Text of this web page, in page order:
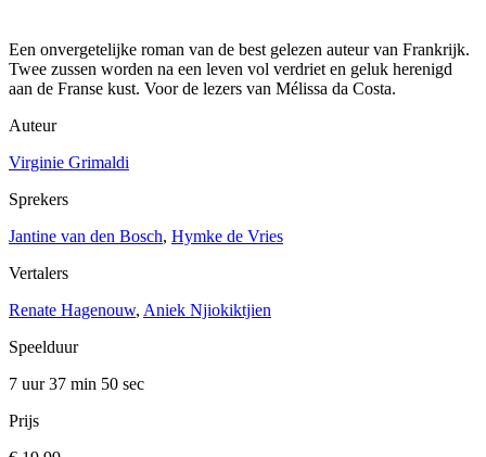
Een onvergetelijke roman van de best gelezen auteur van Frankrijk.
Twee zussen worden na een leven vol verdriet en geluk herenigd
aan de Franse kust. Voor de lezers van Mélissa da Costa.
Auteur
Virginie Grimaldi
Sprekers
Jantine van den Bosch, Hymke de Vries
Vertalers
Renate Hagenouw, Aniek Njiokiktjien
Speelduur
7 uur 37 min 50 sec
Prijs